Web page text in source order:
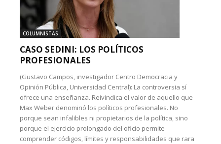
COLUMNISTAS
CASO SEDINI: LOS POLÍTICOS
PROFESIONALES
(Gustavo Campos, investigador Centro Democracia y
Opinión Pública, Universidad Central): La controversia sí
ofrece una enseñanza. Reivindica el valor de aquello que
Max Weber denominó los políticos profesionales. No
porque sean infalibles ni propietarios de la política, sino
porque el ejercicio prolongado del oficio permite
comprender códigos, límites y responsabilidades que rara